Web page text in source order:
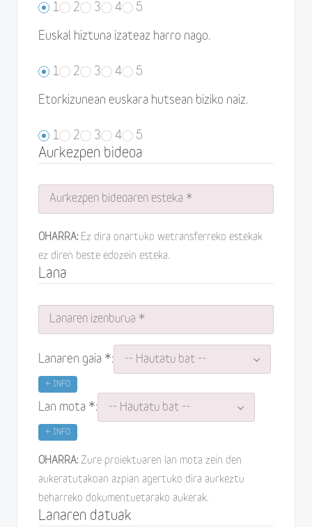
1 2 3 4 5
Euskal hiztuna izateaz harro nago.
1 2 3 4 5
Etorkizunean euskara hutsean biziko naiz.
1 2 3 4 5
Aurkezpen bideoa
OHARRA: Ez dira onartuko wetransferreko estekak
ez diren beste edozein esteka.
Lana
Lanaren gaia *:
+ INFO
Lan mota *:
+ INFO
OHARRA: Zure proiektuaren lan mota zein den
aukeratutakoan azpian agertuko dira aurkeztu
beharreko dokumentuetarako aukerak.
Lanaren datuak